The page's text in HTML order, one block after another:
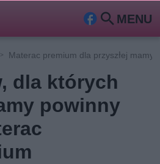
MENU
Fa
ook
Szu
Materac premium dla przyszłej mamy
dla których
powinny